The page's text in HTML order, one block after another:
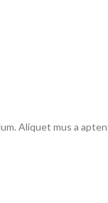
Aliquet mus a